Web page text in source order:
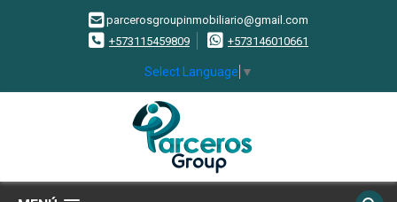
parcerosgroupinmobiliario@gmail.com
+573115459809
+573146010661
Select Language ▼